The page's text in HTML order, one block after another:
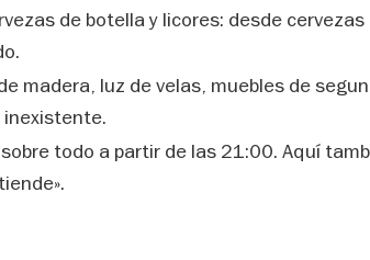
de botella y licores: desde cervezas
madera, luz de velas, muebles de
inexistente.
todo a partir de las 21:00. Aquí